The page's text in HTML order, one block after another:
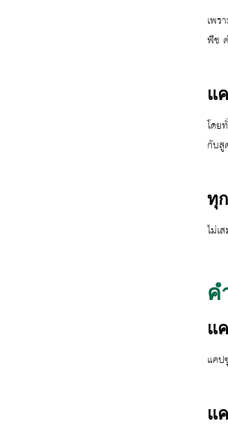
เพร
พืช
แ
โดย
กับสู
ทุ
ไม่เ
ค
แ
แคป
แ